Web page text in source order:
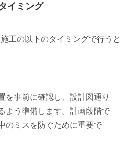
イミング
工の以下のタイミングで行うと
を事前に確認し、設計図通り
よう準備します。計画段階で
のミスを防ぐために重要で